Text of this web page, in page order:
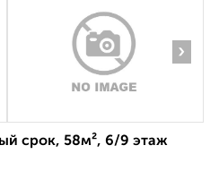
›
срок, 58м², 6/9 этаж